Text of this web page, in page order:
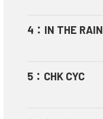
4 ： IN THE RAIN
5 ： CHK CYC